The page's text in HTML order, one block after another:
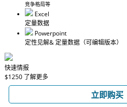
竞争格局等
Excel
定量数据
Powerpoint
定性见解& 定量数据 （可编辑版本）
快速情报
$1250 了解更多
立即购买